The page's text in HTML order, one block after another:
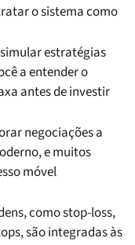
o sistema como
estratégias
a entender o
antes de investir
negociações a
e muitos
móvel
como stop-loss,
são integradas às